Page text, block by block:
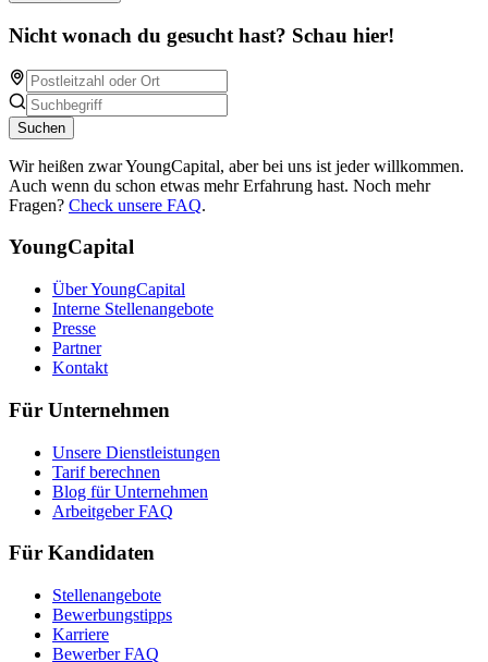
Nicht wonach du gesucht hast? Schau hier!
Suchen
Wir heißen zwar YoungCapital, aber bei uns ist jeder willkommen.
Auch wenn du schon etwas mehr Erfahrung hast. Noch mehr
Fragen? Check unsere FAQ.
YoungCapital
Über YoungCapital
Interne Stellenangebote
Presse
Partner
Kontakt
Für Unternehmen
Unsere Dienstleistungen
Tarif berechnen
Blog für Unternehmen
Arbeitgeber FAQ
Für Kandidaten
Stellenangebote
Bewerbungstipps
Karriere
Bewerber FAQ